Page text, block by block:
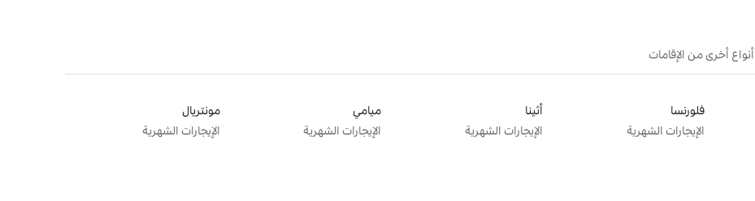
أنواع أخرى من الإقامات
فلورنسا
الإيجارات الشهرية
أثينا
الإيجارات الشهرية
ميامي
الإيجارات الشهرية
مونتريال
الإيجارات الشهرية